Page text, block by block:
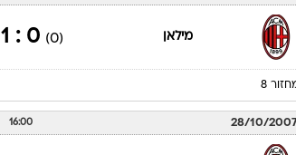
מילאן (0)
0 : 1
8
28/10/
16:00